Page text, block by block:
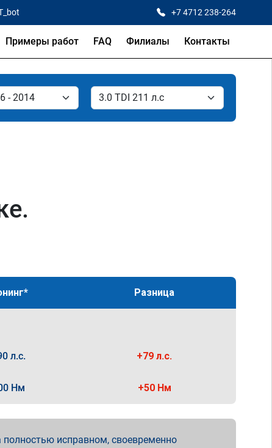
+7 4712 238-264
Примеры работ FAQ Филиалы Контакты
Разница
л.с. +79 л.с.
Нм +50 Нм
полностью исправном, своевременно